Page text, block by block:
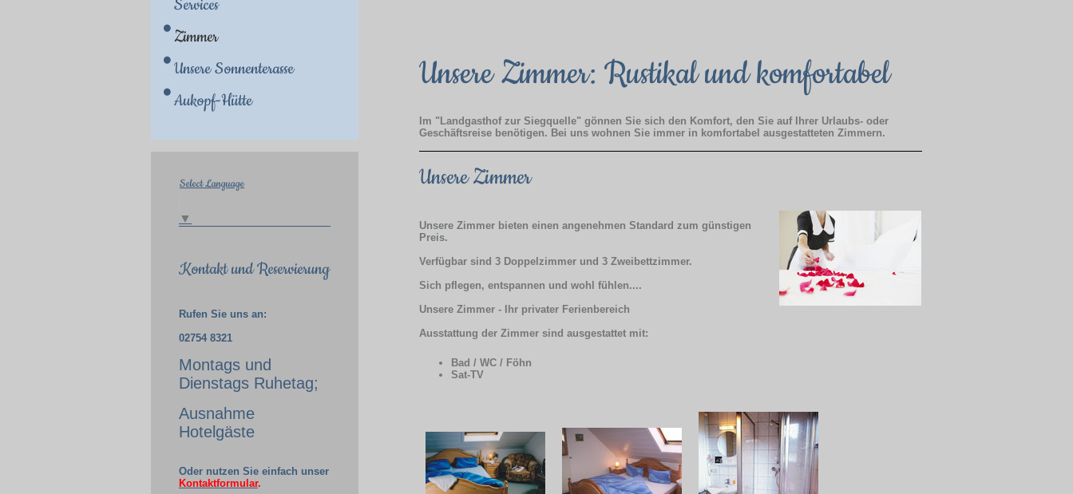
Services
Zimmer
Unsere Sonnenterasse
Aukopf-Hütte
Select Language
▼
Kontakt und Reservierung
Rufen Sie uns an:
02754 8321
Montags und
Dienstags Ruhetag;
Ausnahme
Hotelgäste
Oder nutzen Sie einfach unser
Kontaktformular.
Unsere Zimmer: Rustikal und komfortabel
Im "Landgasthof zur Siegquelle" gönnen Sie sich den Komfort, den Sie auf Ihrer Urlaubs- oder
Geschäftsreise benötigen. Bei uns wohnen Sie immer in komfortabel ausgestatteten Zimmern.
Unsere Zimmer
Unsere Zimmer bieten einen angenehmen Standard zum günstigen
Preis.
Verfügbar sind 3 Doppelzimmer und 3 Zweibettzimmer.
Sich pflegen, entspannen und wohl fühlen....
Unsere Zimmer - Ihr privater Ferienbereich
Ausstattung der Zimmer sind ausgestattet mit:
Bad / WC / Föhn
Sat-TV